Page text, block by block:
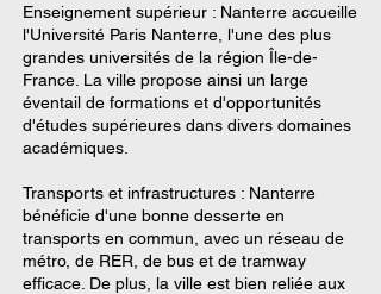
Enseignement supérieur : Nanterre accueille
l'Université Paris Nanterre, l'une des plus
grandes universités de la région Île-de-
France. La ville propose ainsi un large
éventail de formations et d'opportunités
d'études supérieures dans divers domaines
académiques.
Transports et infrastructures : Nanterre
bénéficie d'une bonne desserte en
transports en commun, avec un réseau de
métro, de RER, de bus et de tramway
efficace. De plus, la ville est bien reliée aux